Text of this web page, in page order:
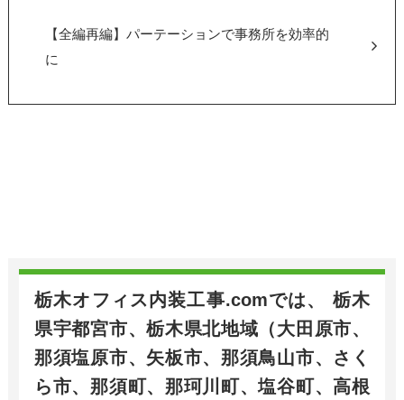
【全編再編】パーテーションで事務所を効率的
に
栃木オフィス内装工事.comでは、 栃木
県宇都宮市、栃木県北地域（大田原市、
那須塩原市、矢板市、那須鳥山市、さく
ら市、那須町、那珂川町、塩谷町、高根